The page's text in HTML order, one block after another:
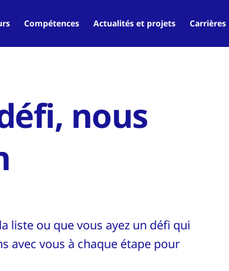
Compétences Actualités et projets Carrières
nous
liste ou que vous ayez un défi qui
avec vous à chaque étape pour